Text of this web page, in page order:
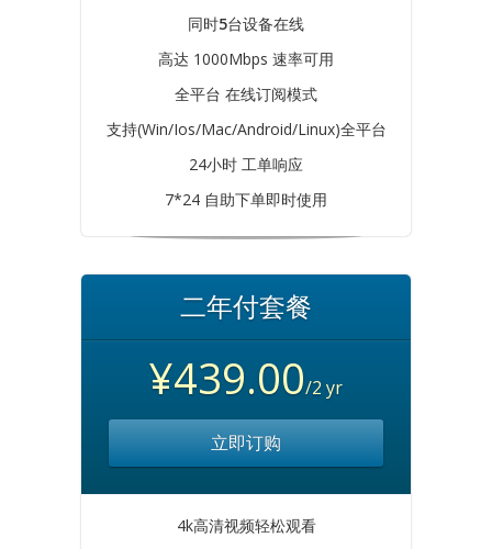
同时5台设备在线
高达 1000Mbps 速率可用
全平台 在线订阅模式
支持(Win/Ios/Mac/Android/Linux)全平台
24小时 工单响应
7*24 自助下单即时使用
二年付套餐
¥439.00/2 yr
立即订购
4k高清视频轻松观看